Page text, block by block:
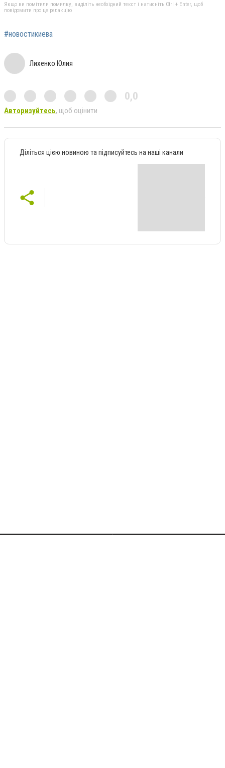
Якщо ви помітили помилку, виділіть необхідний текст і натисніть Ctrl + Enter, щоб
повідомити про це редакцію
#новостикиева
Лихенко Юлия
0,0
Авторизуйтесь, щоб оцінити
Діліться цією новиною та підписуйтесь на наші канали